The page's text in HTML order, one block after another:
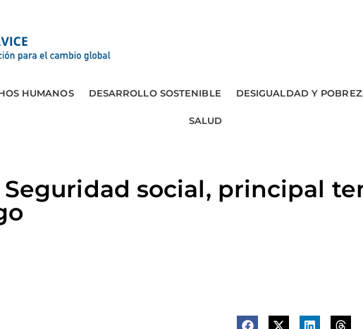
HUMANOS DESARROLLO SOSTENIBLE DESIGUALDAD Y
SALUD
Seguridad social, principal